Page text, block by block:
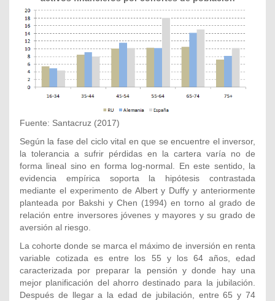
Fuente: Santacruz (2017)
Según la fase del ciclo vital en que se encuentre el inversor,
la tolerancia a sufrir pérdidas en la cartera varía no de
forma lineal sino en forma log-normal. En este sentido, la
evidencia empírica soporta la hipótesis contrastada
mediante el experimento de Albert y Duffy y anteriormente
planteada por Bakshi y Chen (1994) en torno al grado de
relación entre inversores jóvenes y mayores y su grado de
aversión al riesgo.
La cohorte donde se marca el máximo de inversión en renta
variable cotizada es entre los 55 y los 64 años, edad
caracterizada por preparar la pensión y donde hay una
mejor planificación del ahorro destinado para la jubilación.
Después de llegar a la edad de jubilación, entre 65 y 74